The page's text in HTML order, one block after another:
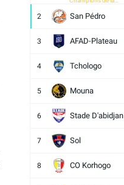
2 San Pédro
3 AFAD-Plateau
4 Tchologo
5 Mouna
6 Stade D'abidjan
7 Sol
8 CO Korhogo